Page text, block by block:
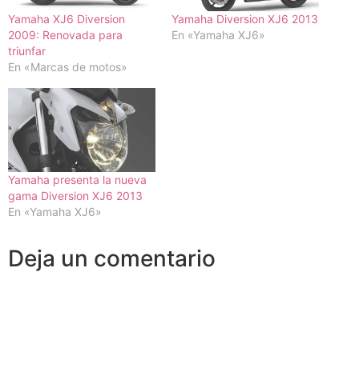
Yamaha XJ6 Diversion
2009: Renovada para
triunfar
En «Marcas de motos»
Yamaha Diversion XJ6 2013
En «Yamaha XJ6»
Yamaha presenta la nueva
gama Diversion XJ6 2013
En «Yamaha XJ6»
Deja un comentario